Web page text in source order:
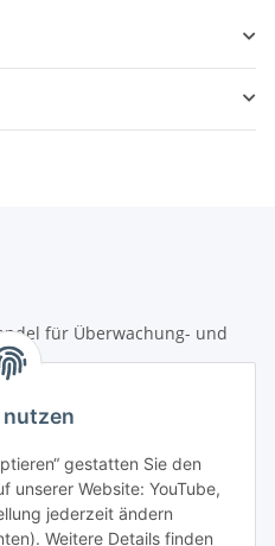
für Überwachung- und
Berlin
nutzen
gestatten Sie den
unserer Website: YouTube,
jederzeit ändern
Weitere Details finden